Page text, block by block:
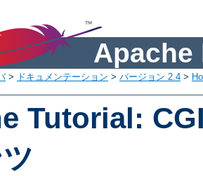
Apache
> ドキュメンテーション > バージョン 2.4 >
Tutorial: